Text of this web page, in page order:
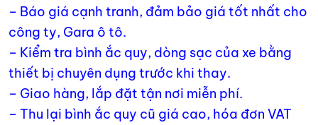
– Báo giá cạnh tranh, đảm bảo giá tốt nhất cho
công ty, Gara ô tô.
– Kiểm tra bình ắc quy, dòng sạc của xe bằng
thiết bị chuyên dụng trước khi thay.
– Giao hàng, lắp đặt tận nơi miễn phí.
– Thu lại bình ắc quy cũ giá cao, hóa đơn VAT